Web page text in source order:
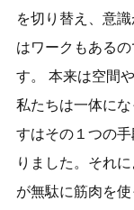
を切り替え、意
はワークもある
す。 本来は空間
私たちは一体に
すはその１つの
りました。それ
が無駄に筋肉を